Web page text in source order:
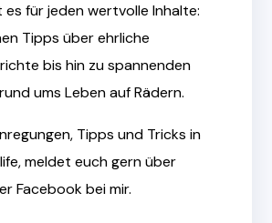
für jeden wertvolle Inhalte:
Tipps über ehrliche
bis hin zu spannenden
ums Leben auf Rädern.
Tipps und Tricks in
meldet euch gern über
Facebook bei mir.